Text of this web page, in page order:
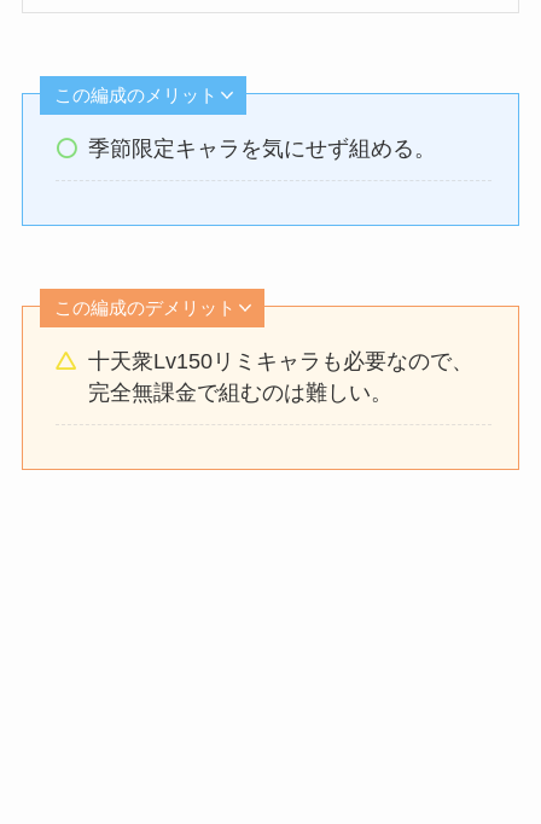
この編成のメリット
季節限定キャラを気にせず組める。
この編成のデメリット
十天衆Lv150リミキャラも必要なので、
完全無課金で組むのは難しい。